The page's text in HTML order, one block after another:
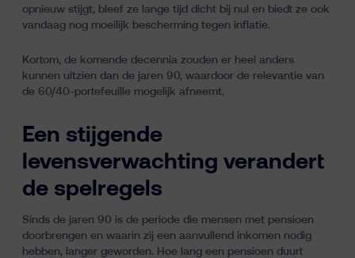
opnieuw stijgt, bleef ze lange tijd dicht bij nul en biedt ze ook
vandaag nog moeilijk bescherming tegen inflatie.
Kortom, de komende decennia zouden er heel anders
kunnen uitzien dan de jaren 90, waardoor de relevantie van
de 60/40-portefeuille mogelijk afneemt.
Een stijgende
levensverwachting verandert
de spelregels
Sinds de jaren 90 is de periode die mensen met pensioen
doorbrengen en waarin zij een aanvullend inkomen nodig
hebben, langer geworden. Hoe lang een pensioen duurt